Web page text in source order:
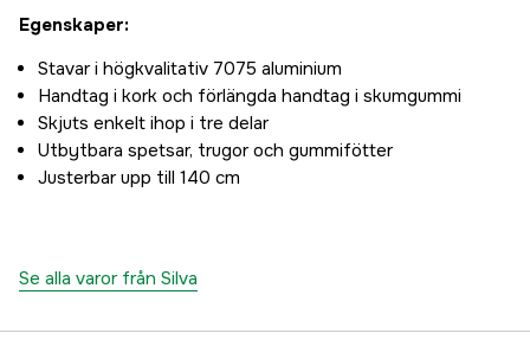
Egenskaper:
Stavar i högkvalitativ 7075 aluminium
Handtag i kork och förlängda handtag i skumgummi
Skjuts enkelt ihop i tre delar
Utbytbara spetsar, trugor och gummifötter
Justerbar upp till 140 cm
Se alla varor från Silva